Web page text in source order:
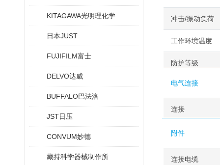
KITAGAWA光明理化学
日本JUST
FUJIFILM富士
DELVO达威
BUFFALO巴法洛
JST日压
CONVUM妙德
藏持科学器械制作所
冲击/振动负荷
工作环境温度
防护等级
电气连接
连接
附件
连接电缆